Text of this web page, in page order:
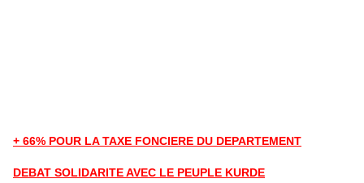
+ 66% POUR LA TAXE FONCIERE DU DEPARTEMENT
DEBAT SOLIDARITE AVEC LE PEUPLE KURDE